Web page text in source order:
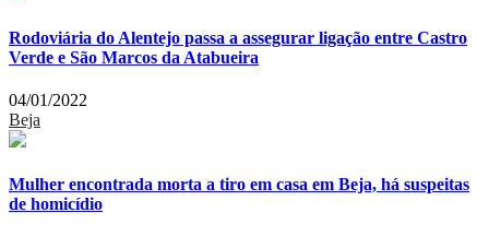
Rodoviária do Alentejo passa a assegurar ligação entre Castro
Verde e São Marcos da Atabueira
04/01/2022
Beja
Mulher encontrada morta a tiro em casa em Beja, há suspeitas
de homicídio